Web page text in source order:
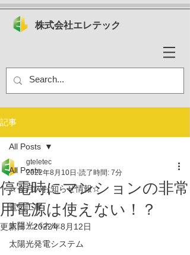
株式会社エレテック
記事
All Posts
☆今月のお知らせ情報☆
電気工事
太陽光パネル
太陽光発電システム
All Posts
停電時にマンションの非常
用電源は使えない！？
gteletec
2022年8月10日 読了時間: 7分
更新日：2022年8月12日